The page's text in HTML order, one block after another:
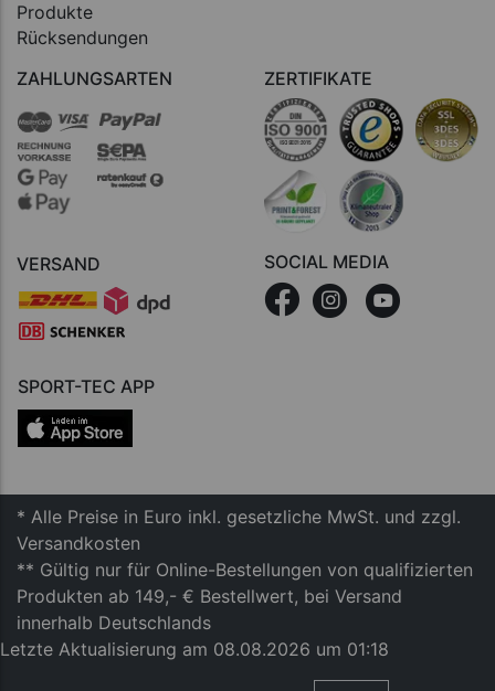
Produkte
Rücksendungen
ZAHLUNGSARTEN
VERSAND
ZERTIFIKATE
SOCIAL MEDIA
SPORT-TEC APP
* Alle Preise in Euro inkl. gesetzliche MwSt. und zzgl.
Versandkosten
** Gültig nur für Online-Bestellungen von qualifizierten
Produkten ab 149,- € Bestellwert, bei Versand
innerhalb Deutschlands
Letzte Aktualisierung am 08.08.2026 um 01:18